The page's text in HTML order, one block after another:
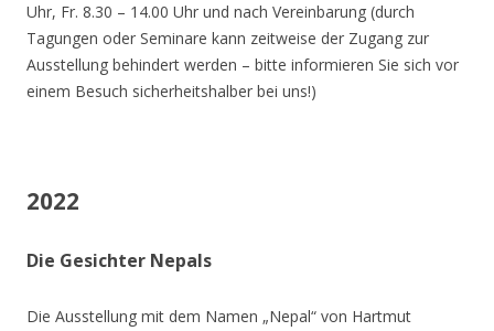
Uhr, Fr. 8.30 – 14.00 Uhr und nach Vereinbarung (durch
Tagungen oder Seminare kann zeitweise der Zugang zur
Ausstellung behindert werden – bitte informieren Sie sich vor
einem Besuch sicherheitshalber bei uns!)
2022
Die Gesichter Nepals
Die Ausstellung mit dem Namen „Nepal“ von Hartmut